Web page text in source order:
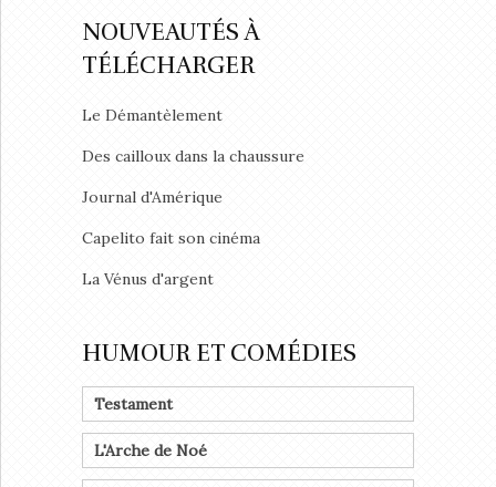
NOUVEAUTÉS À
TÉLÉCHARGER
Le Démantèlement
Des cailloux dans la chaussure
Journal d'Amérique
Capelito fait son cinéma
La Vénus d'argent
HUMOUR ET COMÉDIES
Testament
L'Arche de Noé